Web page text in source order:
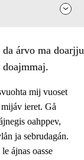
árvo ma doarjju
doajmmaj.
mij vuoset
ieret. Gå
oahppev,
ja sebrudagán.
ájnas oasse